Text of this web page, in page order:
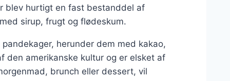
blev hurtigt en fast bestanddel af
sirup, frugt og flødeskum.
herunder dem med kakao,
den amerikanske kultur og er elsket af
brunch eller dessert, vil